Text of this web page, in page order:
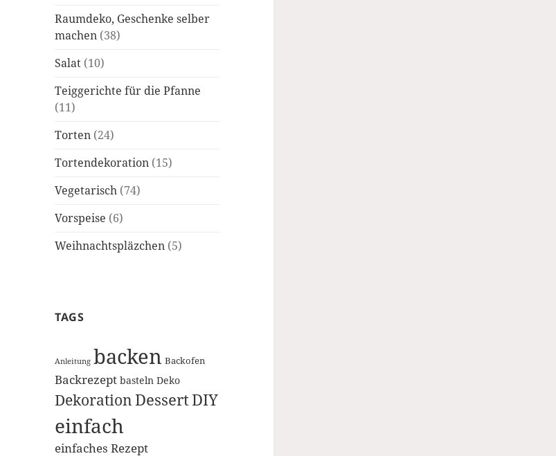
Raumdeko, Geschenke selber
machen (38)
Salat (10)
Teiggerichte für die Pfanne
(11)
Torten (24)
Tortendekoration (15)
Vegetarisch (74)
Vorspeise (6)
Weihnachtspläzchen (5)
TAGS
Anleitung backen Backofen
Backrezept basteln Deko
DekorationDessertDIY
einfach
einfaches Rezept